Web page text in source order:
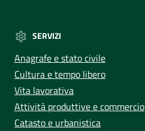
SERVIZI
Anagrafe e stato civile
Cultura e tempo libero
Vita lavorativa
Attività produttive e commercio
Catasto e urbanistica